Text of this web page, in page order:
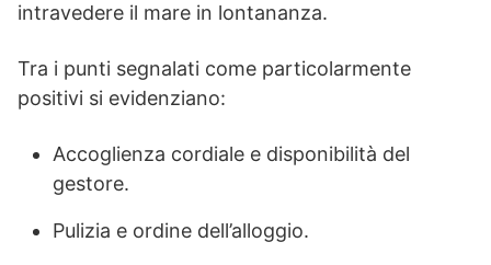
intravedere il mare in lontananza.
Tra i punti segnalati come particolarmente
positivi si evidenziano:
Accoglienza cordiale e disponibilità del
gestore.
Pulizia e ordine dell’alloggio.